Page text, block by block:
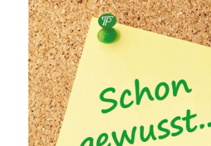
Kontakt
Merkzettel
Newsletter